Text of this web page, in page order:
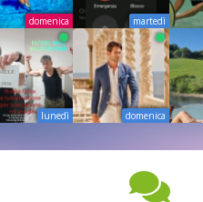
domenica martedì
lunedì domenica